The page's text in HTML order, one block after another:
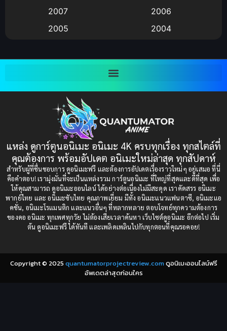
Big tits (นมใหญ่)
Bitch (ผู้หญิงร่าน)
Bondage (ทาส)(1)
(1)
Censored (เซ็นเซอร์)(19)
Comedy (ตลก)(85)
Comedy (ตลก)(235)
Comic Book การ์ตูน(1)
Coming-of-Age ก้าวผ่านวัย(6)
2007
2006
2005
2004
1997
1993
1991
1989
1988
1987
1985
1984
1983
1982
1981
1980
1979
แหล่ง ดูการ์ตูนอนิเมะ อนิเมะ 4K ครบทุกเรื่อง ทุกสไตล์ที่
คุณต้องการ พร้อมอัปเดต อนิเมะใหม่ล่าสุด ทุกสัปดาห์
สำหรับผู้ที่ชื่นชอบการ ดูอนิเมะฟรี และต้องการอัปเดตเรื่องราวใหม่ๆ อยู่เสมอ ที่นี่
คือคำตอบ! เรามุ่งมั่นที่จะเป็นแหล่งรวม การ์ตูนอนิเมะ ที่ใหญ่ที่สุดและดีที่สุด เพื่อ
ให้คุณสามารถ ดูอนิเมะออนไลน์ ได้อย่างต่อเนื่องไม่มีสะดุด เราคัดสรร อนิเมะ
พากย์ไทย และ อนิเมะซับไทย คุณภาพเยี่ยม มีทั้ง อนิเมะแนวแฟนตาซี, อนิเมะแอ
คชั่น, อนิเมะโรแมนติก และแนวอื่นๆ ที่หลากหลาย ตอบโจทย์ทุกความต้องการ
ของคอ อนิเมะ ทุกเพศทุกวัย ไม่ต้องเสียเวลาค้นหา เว็บไซต์ดูอนิเมะ อีกต่อไป เริ่ม
ต้น ดูอนิเมะฟรี ได้ทันที และเพลิดเพลินไปกับทุกตอนที่คุณรอคอย!
Copyright © 2025 quantumatorprojectreview.comดูอนิเมะออนไลน์ฟรี
อัพเดตล่าสุดก่อนใคร